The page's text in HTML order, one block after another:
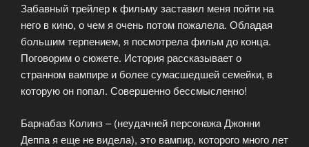
Забавный трейлер к фильму заставил меня пойти на
него в кино, о чем я очень потом пожалела. Обладая
большим терпением, я посмотрела фильм до конца.
Поговорим о сюжете. История рассказывает о
странном вампире и более сумасшедшей семейки, в
которую он попал. Совершенно бессмысленно!
Барнабаз Колинз – (неудачней персонажа Джонни
Деппа я еще не видела), это вампир, которого много лет